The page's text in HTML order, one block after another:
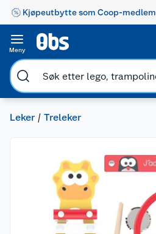
Kjøpeutbytte som Coop-medlem
Meny
Leker Treleker